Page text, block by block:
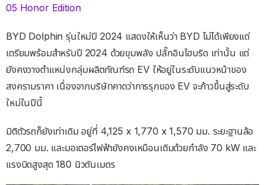
05 Honor Edition
BYD Dolphin รุ่นใหม่ปี 2024 แสดงให้เห็นว่า BYD ไม่ได้เพียงแต่
เตรียมพร้อมสำหรับปี 2024 ด้วยขุมพลัง ปลั๊กอินไฮบริด เท่านั้น แต่
ยังคงวางตำแหน่งกลุ่มผลิตภัณฑ์รถ EV ให้อยู่ในระดับแนวหน้าของ
สงครามราคา เนื่องจากบริษัทคาดว่าการรุกของ EV จะก้าวขึ้นสู่ระดับ
ใหม่ในปีนี้
มิติตัวรถก็ยังเท่าเดิม อยู่ที่ 4,125 x 1,770 x 1,570 มม. ระยะฐานล้อ
2,700 มม. และมอเตอร์ไฟฟ้ายังคงเหมือนเดิมด้วยกำลัง 70 kW และ
แรงบิดสูงสุด 180 นิวตันเมตร